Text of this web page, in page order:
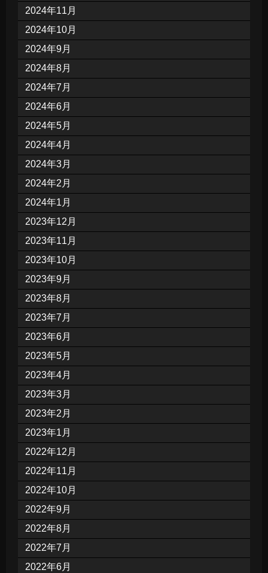
2024年11月
2024年10月
2024年9月
2024年8月
2024年7月
2024年6月
2024年5月
2024年4月
2024年3月
2024年2月
2024年1月
2023年12月
2023年11月
2023年10月
2023年9月
2023年8月
2023年7月
2023年6月
2023年5月
2023年4月
2023年3月
2023年2月
2023年1月
2022年12月
2022年11月
2022年10月
2022年9月
2022年8月
2022年7月
2022年6月